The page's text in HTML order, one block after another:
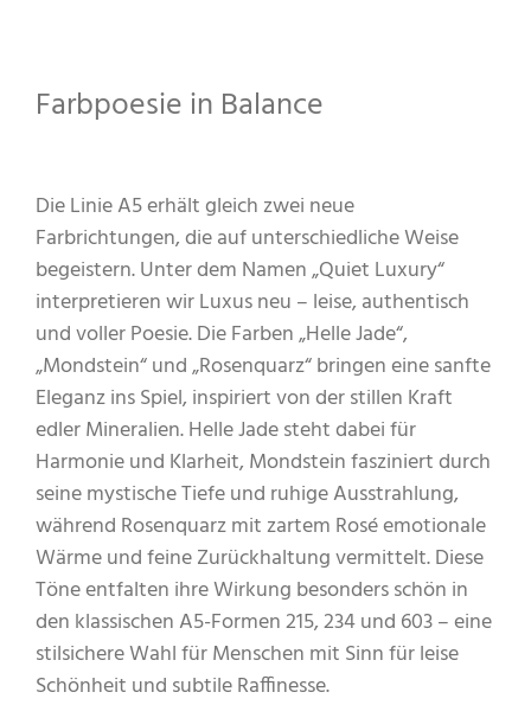
Farbpoesie in Balance
Die Linie A5 erhält gleich zwei neue
Farbrichtungen, die auf unterschiedliche Weise
begeistern. Unter dem Namen „Quiet Luxury“
interpretieren wir Luxus neu – leise, authentisch
und voller Poesie. Die Farben „Helle Jade“,
„Mondstein“ und „Rosenquarz“ bringen eine sanfte
Eleganz ins Spiel, inspiriert von der stillen Kraft
edler Mineralien. Helle Jade steht dabei für
Harmonie und Klarheit, Mondstein fasziniert durch
seine mystische Tiefe und ruhige Ausstrahlung,
während Rosenquarz mit zartem Rosé emotionale
Wärme und feine Zurückhaltung vermittelt. Diese
Töne entfalten ihre Wirkung besonders schön in
den klassischen A5-Formen 215, 234 und 603 – eine
stilsichere Wahl für Menschen mit Sinn für leise
Schönheit und subtile Raffinesse.